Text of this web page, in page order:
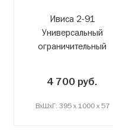
Ивиса 2-91
Универсальный
ограничительный
4 700 руб.
ВxШxГ: 395 x 1000 x 57